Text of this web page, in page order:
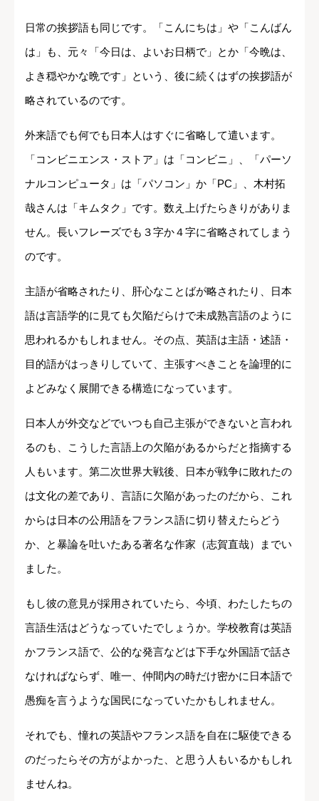
日常の挨拶語も同じです。「こんにちは」や「こんばん
は」も、元々「今日は、よいお日柄で」とか「今晩は、
よき穏やかな晩です」という、後に続くはずの挨拶語が
略されているのです。
外来語でも何でも日本人はすぐに省略して遣います。
「コンビニエンス・ストア」は「コンビニ」、「パーソ
ナルコンピュータ」は「パソコン」か「PC」、木村拓
哉さんは「キムタク」です。数え上げたらきりがありま
せん。長いフレーズでも３字か４字に省略されてしまう
のです。
主語が省略されたり、肝心なことばが略されたり、日本
語は言語学的に見ても欠陥だらけで未成熟言語のように
思われるかもしれません。その点、英語は主語・述語・
目的語がはっきりしていて、主張すべきことを論理的に
よどみなく展開できる構造になっています。
日本人が外交などでいつも自己主張ができないと言われ
るのも、こうした言語上の欠陥があるからだと指摘する
人もいます。第二次世界大戦後、日本が戦争に敗れたの
は文化の差であり、言語に欠陥があったのだから、これ
からは日本の公用語をフランス語に切り替えたらどう
か、と暴論を吐いたある著名な作家（志賀直哉）までい
ました。
もし彼の意見が採用されていたら、今頃、わたしたちの
言語生活はどうなっていたでしょうか。学校教育は英語
かフランス語で、公的な発言などは下手な外国語で話さ
なければならず、唯一、仲間内の時だけ密かに日本語で
愚痴を言うような国民になっていたかもしれません。
それでも、憧れの英語やフランス語を自在に駆使できる
のだったらその方がよかった、と思う人もいるかもしれ
ませんね。